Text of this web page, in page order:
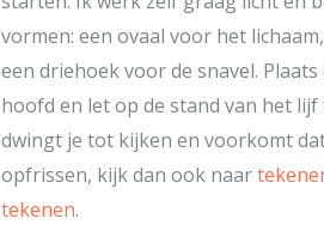
vormen: een ovaal voor het
een driehoek voor de snavel.
hoofd en let op de stand van het
dwingt je tot kijken en voorkomt
opfrissen, kijk dan ook naar
tekenen.